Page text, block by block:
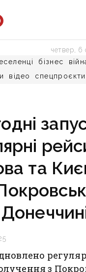
бізнес
відео спецпроєкти
четвер, 6
та
з